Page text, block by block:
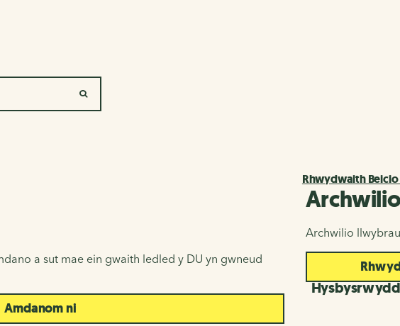
SEARCH
a sut mae ein gwaith ledled y DU yn gwneud
Amdanom ni
Rhwydwaith
Archwilio
Archwilio
Hysbysrwydd